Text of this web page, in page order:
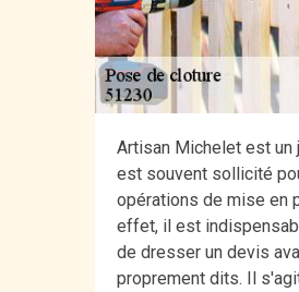
Artisan Michelet est un
est souvent sollicité
opérations de mise en
effet, il est
de dresser un devis
proprement dits. Il